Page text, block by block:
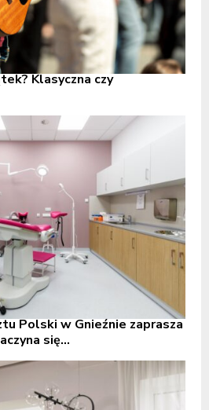
Klasyczna czy
Polski w Gnieźnie zaprasza
się...